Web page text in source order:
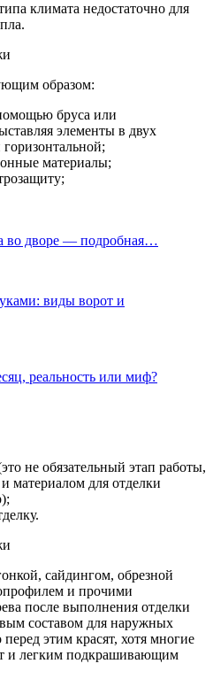
климата недостаточно для
образом:
бруса или
элементы в двух
материалы;
во дворе — подробная…
виды ворот и
реальность или миф?
не обязательный этап работы,
материалом для отделки
сайдингом, обрезной
и прочими
после выполнения отделки
составом для наружных
этим красят, хотя многие
и легким подкрашивающим